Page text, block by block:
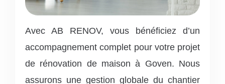
Avec AB RENOV, vous bénéficiez d’un
accompagnement complet pour votre projet
de rénovation de maison à Goven. Nous
assurons une gestion globale du chantier